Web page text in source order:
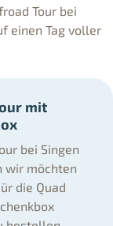
Tour bei
einen Tag voller
mit
bei Singen
wir möchten
die Quad